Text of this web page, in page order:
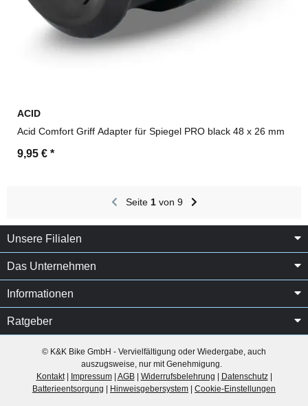
ACID
Acid Comfort Griff Adapter für Spiegel PRO black 48 x 26 mm
9,95 € *
Seite 1von 9
Unsere Filialen
Das Unternehmen
Informationen
Ratgeber
© K&K Bike GmbH - Vervielfältigung oder Wiedergabe, auch
auszugsweise, nur mit Genehmigung.
Kontakt| Impressum| AGB| Widerrufsbelehrung Datenschutz|
Batterieentsorgung
Hinweisgebersystem Cookie-Einstellungen